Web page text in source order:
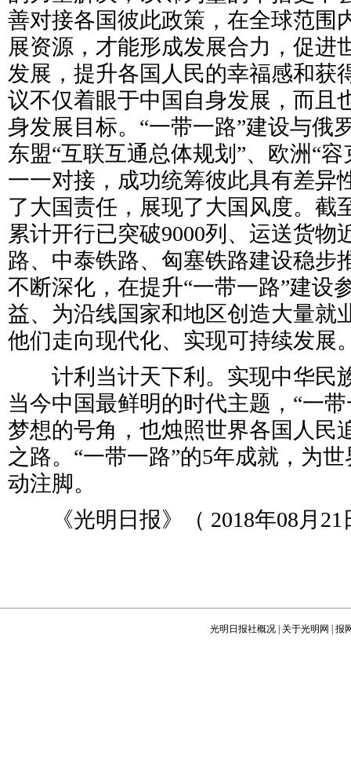
善对接各国彼此政策，在全球范围
展资源，才能形成发展合力，促进
发展，提升各国人民的幸福感和获
议不仅着眼于中国自身发展，而且
身发展目标。“一带一路”建设与俄
东盟“互联互通总体规划”、欧洲“
一一对接，成功统筹彼此具有差异
了大国责任，展现了大国风度。截
累计开行已突破9000列、运送货物
路、中泰铁路、匈塞铁路建设稳步
不断深化，在提升“一带一路”建设
益、为沿线国家和地区创造大量就
他们走向现代化、实现可持续发展
计利当计天下利。实现中华民
当今中国最鲜明的时代主题，“一
梦想的号角，也烛照世界各国人民
之路。“一带一路”的5年成就，为
动注脚。
《光明日报》（ 2018年08月21
光明日报社概况 关于光明网 报